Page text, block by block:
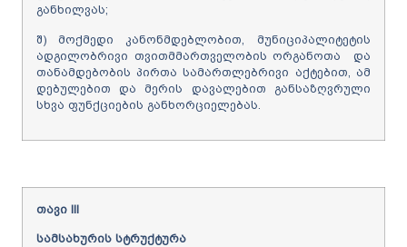
განხილვას;
შ) მოქმედი კანონმდებლობით, მუნიციპალიტეტის
ადგილობრივი თვითმმართველობის ორგანოთა და
თანამდებობის პირთა სამართლებრივი აქტებით, ამ
დებულებით და მერის დავალებით განსაზღვრული
სხვა ფუნქციების განხორციელებას.
თავიIII
სამსახურის სტრუქტურა